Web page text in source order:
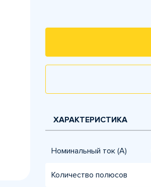
ХАРАКТЕРИСТИКА
Номинальный ток (А)
Количество полюсов